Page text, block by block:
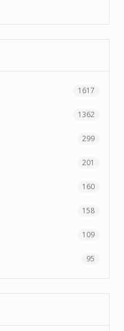
1617
1362
299
201
160
158
109
95